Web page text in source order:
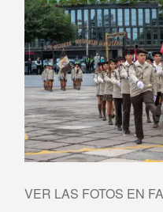
VER LAS FOTOS EN